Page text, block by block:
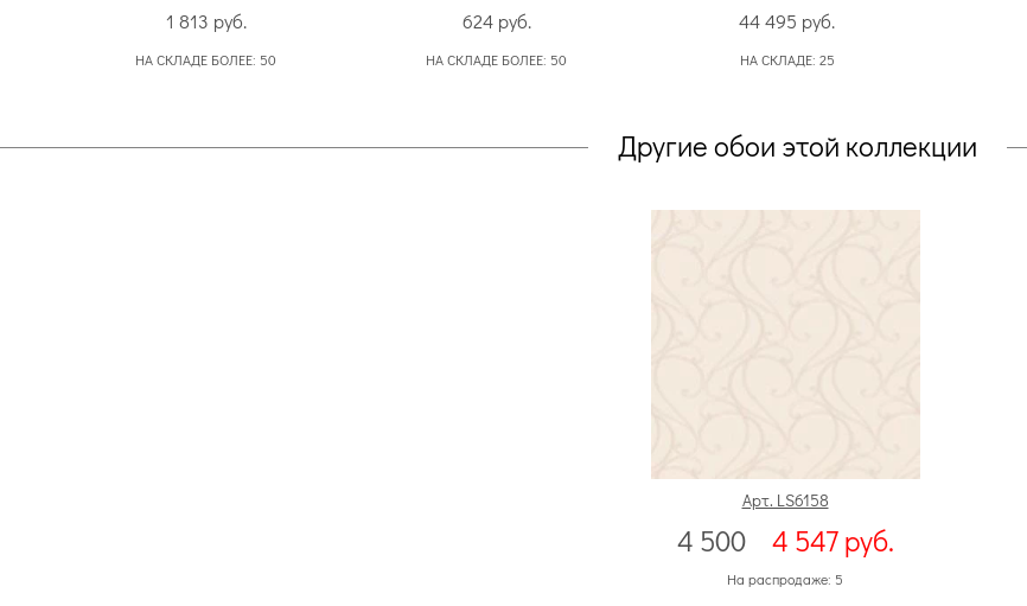
1 813 руб.
НА СКЛАДЕ БОЛЕЕ: 50
624 руб.
НА СКЛАДЕ БОЛЕЕ: 50
44 495 руб.
НА СКЛАДЕ: 25
Другие обои этой коллекции
Арт. LS6158
4 500 4 547руб.
На распродаже: 5